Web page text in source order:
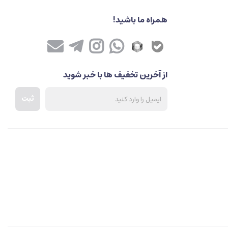
همراه ما باشید!
از آخرین تخفیف ها با خبر شوید
ثبت